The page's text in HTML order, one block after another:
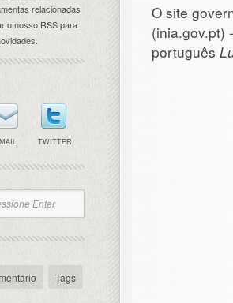
O site
(inia.gov.pt)
português
relacionadas
o nosso RSS para
TWITTER
Tags